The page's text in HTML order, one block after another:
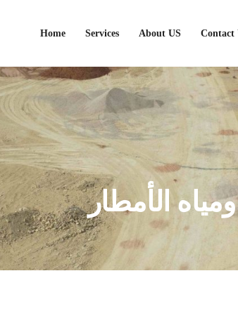
Home Services About US Contact
الأمطار